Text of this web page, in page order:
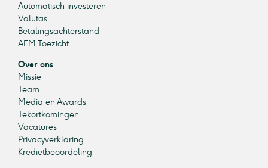
Automatisch investeren
Valutas
Betalingsachterstand
AFM Toezicht
Over ons
Missie
Team
Media en Awards
Tekortkomingen
Vacatures
Privacyverklaring
Kredietbeoordeling